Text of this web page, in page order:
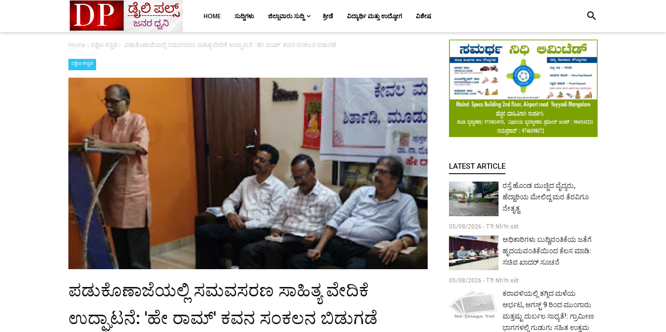
HOME ಸುದ್ದಿಗಳು ಜಿಲ್ಲಾವಾರು ಸುದ್ದಿ ಕ್ರೀಡೆ ವಿದ್ಯಾರ್ಥಿ ಮತ್ತು ಉದ್ಯೋಗ ವಿಶೇಷ search
Home › ದಕ್ಷಿಣ ಕನ್ನಡ› ಪಡುಕೊಣಾಜೆಯಲ್ಲಿ ಸಮವಸರಣ ಸಾಹಿತ್ಯ ವೇದಿಕೆ ಉದ್ಘಾಟನೆ: 'ಹೇ ರಾಮ್' ಕವನ ಸಂಕಲನ ಬಿಡುಗಡೆ
ದಕ್ಷಿಣ ಕನ್ನಡ
ಪಡುಕೊಣಾಜೆಯಲ್ಲಿ ಸಮವಸರಣ ಸಾಹಿತ್ಯ ವೇದಿಕೆ
ಉದ್ಘಾಟನೆ: 'ಹೇ ರಾಮ್' ಕವನ ಸಂಕಲನ ಬಿಡುಗಡೆ
LATEST ARTICLE
ರಸ್ತೆ ಹೊಂಡ ಮುಚ್ಚಿದ ವೈದ್ಯರು,
ಹೆದ್ದಾರಿಯ ಮೇಲಿದ್ದ ಮರ ತೆರವಿಗೂ
ನೇತೃತ್ವ
05/08/2026 - T?t Nh?n xét
ಅಧಿಕಾರಿಗಳು ಬುದ್ದಿವಂತಿಕೆಯ ಜತೆಗೆ
ಹೃದಯವಂತಿಕೆಯಿಂದ ಕೆಲಸ ಮಾಡಿ:
ಸಚಿವ ಖಾದರ್ ಸೂಚನೆ
05/08/2026 - T?t Nh?n xét
ಕರಾವಳಿಯಲ್ಲಿ ತಗ್ಗಿದ ಮಳೆಯ
ಆರ್ಭಟ, ಆಗಸ್ಟ್ 9 ರಿಂದ ಮುಂಗಾರು
ಮತ್ತಷ್ಟು ದುರ್ಬಲ ಸಾಧ್ಯತೆ!: ಗ್ರಾಮೀಣ
ಭಾಗಗಳಲ್ಲಿ ಗುಡುಗು ಸಹಿತ ಉತ್ತಮ